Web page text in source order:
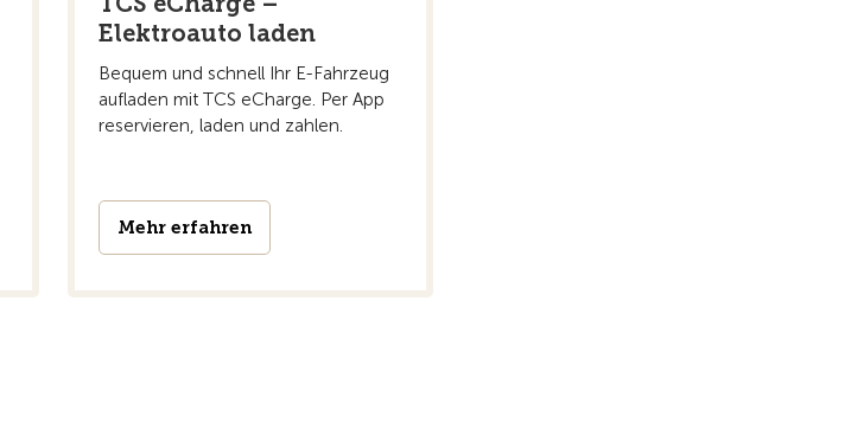
Elektroauto laden
Bequem und schnell Ihr E-Fahrzeug
aufladen mit TCS eCharge. Per App
reservieren, laden und zahlen.
Mehr erfahren